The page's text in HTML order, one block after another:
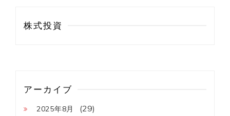
株式投資
アーカイブ
2025年8月 (29)